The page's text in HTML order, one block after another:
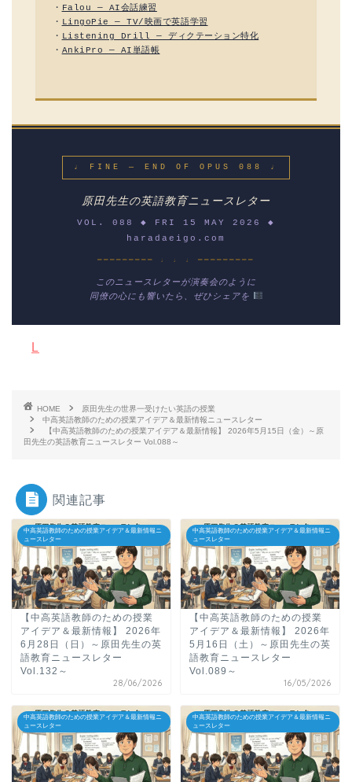
・ Falou — AI会話練習
・ LingoPie — TV/映画で英語学習
・ Listening Drill — ディクテーション特化
・ AnkiPro — AI単語帳
♩ FINE — END OF OPUS 088 ♩
原田先生の英語教育ニュースレター
VOL. 088 ◆ FRI 15 MAY 2026 ◆
haradaeigo.com
━━━━━━━━━ ♩ ♩ ♩ ━━━━━━━━━
このニュースレターが演奏会のように
同僚の心にも響いたら、ぜひシェアを
L
HOME
原田先生の世界一受けたい英語の授業
中高英語教師のための授業アイデア＆最新情報ニュースレター
【中高英語教師のための授業アイデア＆最新情報】 2026年5月15日（金）～原
田先生の英語教育ニュースレター Vol.088～
関連記事
中高英語教師のための授業アイデア＆最新情報ニ
ュースレター
【中高英語教師のための授業
アイデア＆最新情報】 2026年
6月28日（日）～原田先生の英
語教育ニュースレター
Vol.132～
28/06/2026
中高英語教師のための授業アイデア＆最新情報ニ
ュースレター
【中高英語教師のための授業
アイデア＆最新情報】 2026年
5月16日（土）～原田先生の英
語教育ニュースレター
Vol.089～
16/05/2026
中高英語教師のための授業アイデア＆最新情報ニ
ュースレター
中高英語教師のための授業アイデア＆最新情報ニ
ュースレター